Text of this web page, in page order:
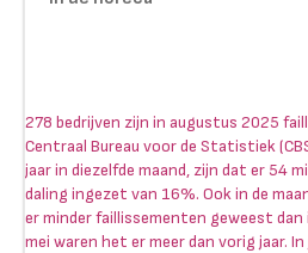
278 bedrijven zijn in augustus 2025
Centraal Bureau voor de Statistiek
jaar in diezelfde maand, zijn dat er 54
daling ingezet van 16%. Ook in de
er minder faillissementen geweest dan
mei waren het er meer dan vorig jaar.